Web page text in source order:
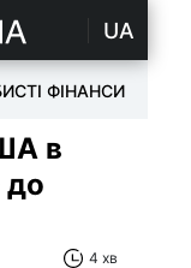
UA
ФІНАНСИ
в
до
4 хв